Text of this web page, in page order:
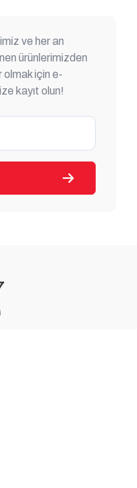
ve her an
ürünlerimizden
olmak için e-
kayıt olun!